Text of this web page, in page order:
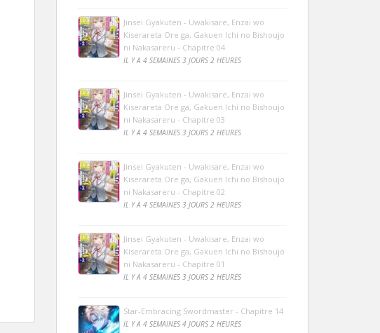
Jinsei Gyakuten - Uwakisare, Enzai wo
Kiserareta Ore ga, Gakuen Ichi no Bishoujo
ni Nakasareru - Chapitre 04
IL Y A 4 SEMAINES 3 JOURS 2 HEURES
Jinsei Gyakuten - Uwakisare, Enzai wo
Kiserareta Ore ga, Gakuen Ichi no Bishoujo
ni Nakasareru - Chapitre 03
IL Y A 4 SEMAINES 3 JOURS 2 HEURES
Jinsei Gyakuten - Uwakisare, Enzai wo
Kiserareta Ore ga, Gakuen Ichi no Bishoujo
ni Nakasareru - Chapitre 02
IL Y A 4 SEMAINES 3 JOURS 2 HEURES
Jinsei Gyakuten - Uwakisare, Enzai wo
Kiserareta Ore ga, Gakuen Ichi no Bishoujo
ni Nakasareru - Chapitre 01
IL Y A 4 SEMAINES 3 JOURS 2 HEURES
Star-Embracing Swordmaster - Chapitre 14
IL Y A 4 SEMAINES 4 JOURS 2 HEURES